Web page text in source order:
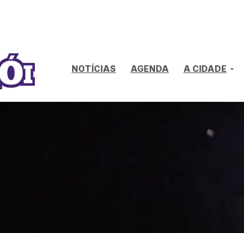
NOTÍCIAS AGENDA A CIDADE